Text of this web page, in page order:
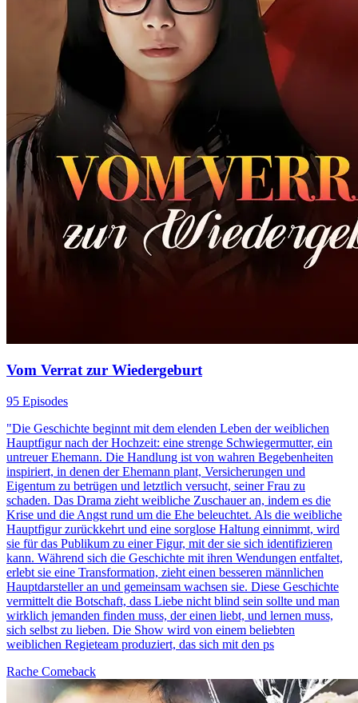
Vom Verrat zur Wiedergeburt
95 Episodes
"Die Geschichte beginnt mit dem elenden Leben der weiblichen
Hauptfigur nach der Hochzeit: eine strenge Schwiegermutter, ein
untreuer Ehemann. Die Handlung ist von wahren Begebenheiten
inspiriert, in denen der Ehemann plant, Versicherungen und
Eigentum zu betrügen und letztlich versucht, seiner Frau zu
schaden. Das Drama zieht weibliche Zuschauer an, indem es die
Krise und die Angst rund um die Ehe beleuchtet. Als die weibliche
Hauptfigur zurückkehrt und eine sorglose Haltung einnimmt, wird
sie für das Publikum zu einer Figur, mit der sie sich identifizieren
kann. Während sich die Geschichte mit ihren Wendungen entfaltet,
erlebt sie eine Transformation, zieht einen besseren männlichen
Hauptdarsteller an und gemeinsam wachsen sie. Diese Geschichte
vermittelt die Botschaft, dass Liebe nicht blind sein sollte und man
wirklich jemanden finden muss, der einen liebt, und lernen muss,
sich selbst zu lieben. Die Show wird von einem beliebten
weiblichen Regieteam produziert, das sich mit den ps
Rache Comeback